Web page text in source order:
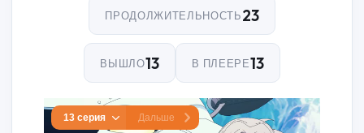
ПРОДОЛЖИТЕЛЬНОСТЬ23
ВЫШЛО13 В ПЛЕЕРЕ13